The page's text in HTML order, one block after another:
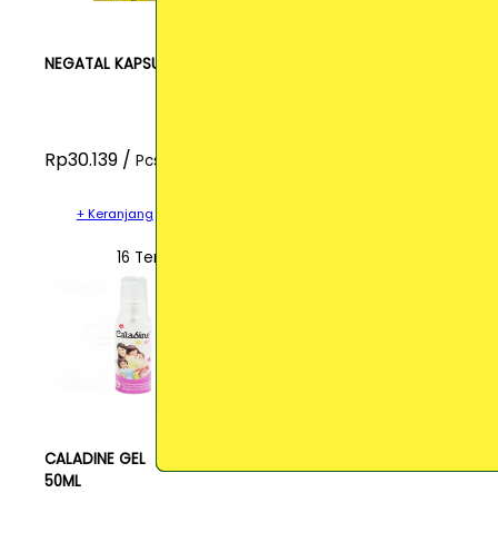
NEGATAL KAPSUL
Rp30.139 / Pcs
+ Keranjang
16 Terjual
CALADINE GEL
50ML